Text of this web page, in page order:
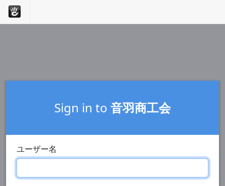
Sign in to 音羽商工会
ユーザー名